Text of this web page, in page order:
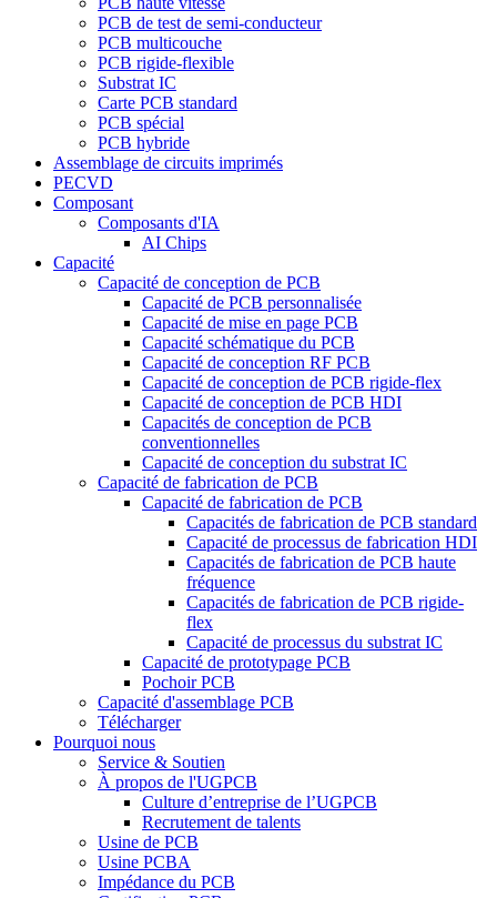
PCB de test de semi-conducteur
PCB multicouche
PCB rigide-flexible
Substrat IC
Carte PCB standard
PCB spécial
PCB hybride
Assemblage de circuits imprimés
PECVD
Composant
Composants d'IA
AI Chips
Capacité
Capacité de conception de PCB
Capacité de PCB personnalisée
Capacité de mise en page PCB
Capacité schématique du PCB
Capacité de conception RF PCB
Capacité de conception de PCB rigide-flex
Capacité de conception de PCB HDI
Capacités de conception de PCB
conventionnelles
Capacité de conception du substrat IC
Capacité de fabrication de PCB
Capacité de fabrication de PCB
Capacités de fabrication de PCB standard
Capacité de processus de fabrication HDI
Capacités de fabrication de PCB haute
fréquence
Capacités de fabrication de PCB rigide-
flex
Capacité de processus du substrat IC
Capacité de prototypage PCB
Pochoir PCB
Capacité d'assemblage PCB
Télécharger
Pourquoi nous
Service & Soutien
À propos de l'UGPCB
Culture d’entreprise de l’UGPCB
Recrutement de talents
Usine de PCB
Usine PCBA
Impédance du PCB